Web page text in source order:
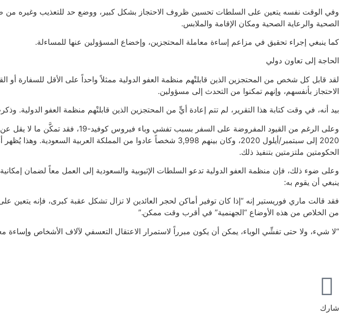
وفي الوقت نفسه يتعين على السلطات تحسين ظروف الاحتجاز بشكل كبير، ووضع حد للتعذيب وغيره من
الصحية والرعاية الصحية ومكان الإقامة والملابس.
كما ينبغي إجراء تحقيق في مزاعم إساءة معاملة المحتجزين، وإخضاع المسؤولين عنها للمساءلة.
الحاجة إلى تعاون دولي
لقد قابل كل شخص من المحتجزين الذين قابلتْهم منظمة العفو الدولية ممثلاً واحداً على الأقل للسفارة أو
الاحتجاز بأنفسهم، وإنهم تمكنوا من التحدث إلى مسؤولين.
بيد أنه، في وقت كتابة هذا التقرير، لم تتم إعادة أيٍّ من المحتجزين الذين قابلتْهم منظمة العفو الدولية.
2020 إلى سبتمبر/أيلول 2020، وكان بينهم 3,998 شخصاً عادوا من المملكة
الحكومتين ملتزمتين بتنفيذ ذلك.
وعلى ضوء ذلك، فإن منظمة العفو الدولية تدعو السلطات الإثيوبية والسعودية إلى العمل معاً لضمان إمكانية
ينبغي أن يقوم به:
فقد قالت ماري فوريستير إنه “إذا كان توفير أماكن لحجر العائدين لا تزال تشكل عقبة كبرى، فإنه يتعين
من الخلاص من هذه الأوضاع “الجهنمية” في أقرب وقت ممكن.”
“لا شيء، ولا حتى تفشِّي الوباء، يمكن أن يكون مبرراً لاستمرار الاعتقال التعسفي لآلاف الأشخاص وإساءة
شارك